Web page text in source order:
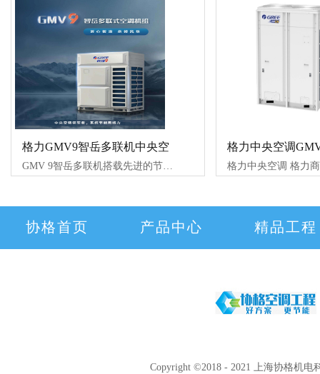
格力GMV9智岳多联机中央空
GMV 9智岳多联机搭载先进的节能技术与智能控制系统，是集合设备节能、系统节能、运行节能于一体的商用多联机，为国家双碳目标的达成积极助力，展现
格力中央空调
协格首页 产品中心 精品工程
Copyright ©2018 - 2021 上海协格机电